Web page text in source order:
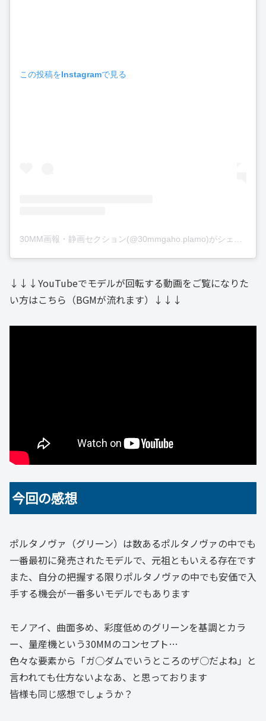
この投稿をInstagramで見る
↓↓↓YouTubeでモデルが回転する動画をご覧になりた
い方はこちら（BGMが流れます）↓↓↓
今回の感想
ポルタノヴァ（グリーン）は数あるポルタノヴァの中でも
一番最初に発売されたモデルで、元祖ともいえる存在です
また、自分の把握する限りポルタノヴァの中でも安価で入
手する機会が一番多いモデルでもあります
モノアイ、曲面多め、彩度低めのグリーンを基調とカラ
ー、量産機という30MMのコンセプト…
色々な要素から「ガ○ダムでいうところのザ○だよね」と
言われても仕方ないよなあ、と思っております
皆様も同じ感想でしょうか？